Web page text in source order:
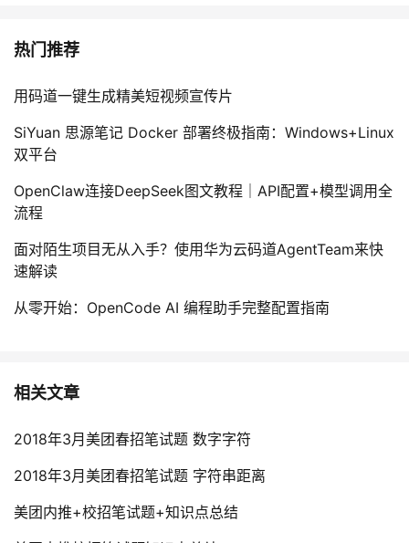
热门推荐
用码道一键生成精美短视频宣传片
SiYuan 思源笔记 Docker 部署终极指南：Windows+Linux
双平台
OpenClaw连接DeepSeek图文教程｜API配置+模型调用全
流程
面对陌生项目无从入手？使用华为云码道AgentTeam来快
速解读
从零开始：OpenCode AI 编程助手完整配置指南
相关文章
2018年3月美团春招笔试题 数字字符
2018年3月美团春招笔试题 字符串距离
美团内推+校招笔试题+知识点总结